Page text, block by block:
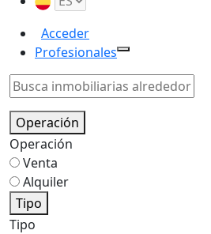
Acceder
Profesionales
Operación
Operación
Venta
Alquiler
Tipo
Tipo